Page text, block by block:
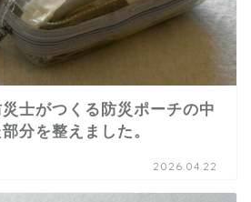
災士がつくる防災ポーチの中
分を整えました。
2026.04.22